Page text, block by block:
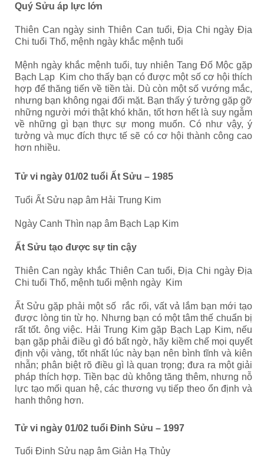
Quý Sửu áp lực lớn
Thiên Can ngày sinh Thiên Can tuổi, Địa Chi ngày Địa
Chi tuổi Thổ, mệnh ngày khắc mệnh tuổi
Mệnh ngày khắc mệnh tuổi, tuy nhiên Tang Đố Mộc gặp
Bạch Lạp Kim cho thấy bạn có được một số cơ hội thích
hợp để thăng tiến về tiền tài. Dù còn một số vướng mắc,
nhưng bạn không ngại đối mặt. Bạn thấy ý tưởng gặp gỡ
những người mới thật khó khăn, tốt hơn hết là suy ngẫm
về những gì bạn thực sự mong muốn. Có như vậy, ý
tưởng và mục đích thực tế sẽ có cơ hội thành công cao
hơn nhiều.
Tử vi ngày 01/02 tuổi Ất Sửu – 1985
Tuổi Ất Sửu nạp âm Hải Trung Kim
Ngày Canh Thìn nạp âm Bạch Lạp Kim
Ất Sửu tạo được sự tin cậy
Thiên Can ngày khắc Thiên Can tuổi, Địa Chi ngày Địa
Chi tuổi Thổ, mệnh tuổi mệnh ngày Kim
Ất Sửu gặp phải một số rắc rối, vất vả lắm bạn mới tạo
được lòng tin từ họ. Nhưng bạn có một tâm thế chuẩn bị
rất tốt. ông việc. Hải Trung Kim gặp Bạch Lạp Kim, nếu
bạn gặp phải điều gì đó bất ngờ, hãy kiềm chế mọi quyết
định vội vàng, tốt nhất lúc này bạn nên bình tĩnh và kiên
nhẫn; phân biệt rõ điều gì là quan trọng; đưa ra một giải
pháp thích hợp. Tiền bạc dù không tăng thêm, nhưng nỗ
lực tạo mối quan hệ, các thương vụ tiếp theo ổn định và
hanh thông hơn.
Tử vi ngày 01/02 tuổi Đinh Sửu – 1997
Tuổi Đinh Sửu nạp âm Giản Hạ Thủy